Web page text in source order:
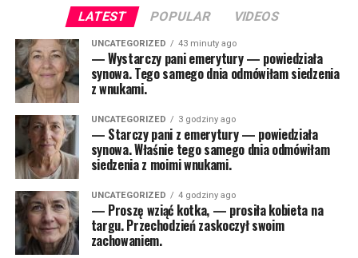
LATEST POPULAR VIDEOS
UNCATEGORIZED 43 minuty ago
— Wystarczy pani emerytury — powiedziała
synowa. Tego samego dnia odmówiłam siedzenia
z wnukami.
UNCATEGORIZED 3 godziny ago
— Starczy pani z emerytury — powiedziała
synowa. Właśnie tego samego dnia odmówiłam
siedzenia z moimi wnukami.
UNCATEGORIZED 4 godziny ago
— Proszę wziąć kotka, — prosiła kobieta na
targu. Przechodzień zaskoczył swoim
zachowaniem.